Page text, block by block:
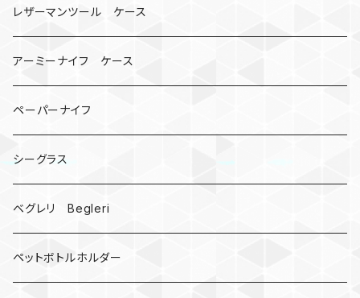
オニヤンマ
ビーズ
手裏剣
クロス十字架
ドリームキャッチャー
カウベル 熊鈴
コインケース
紙
カードケース
レザーマンツール ケース
アーミーナイフ ケース
ペーパーナイフ
シーグラス
ベグレリ Begleri
ペットボトルホルダー